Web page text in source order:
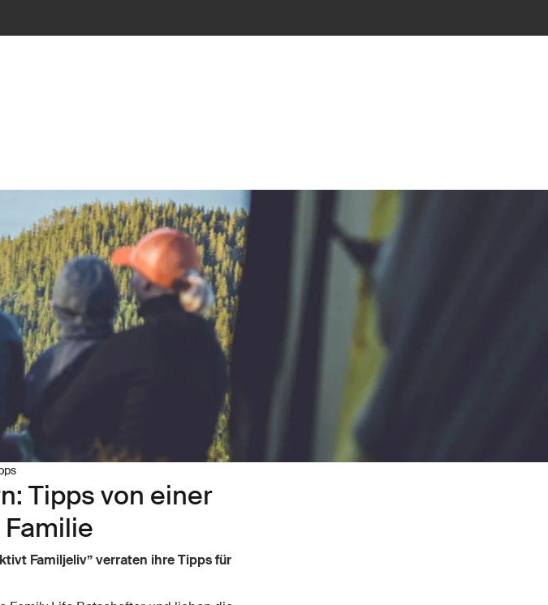
Tipps von einer
Familjeliv” verraten ihre Tipps für